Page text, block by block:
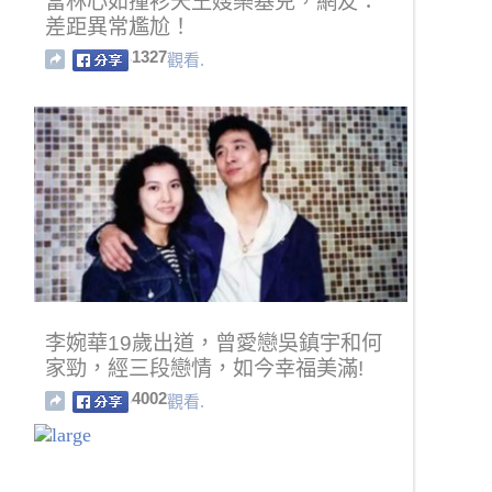
差距異常尷尬！
1327觀看.
李婉華19歲出道，曾愛戀吳鎮宇和何
家勁，經三段戀情，如今幸福美滿!
4002觀看.